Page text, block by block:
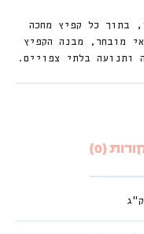
בתוך כל קפיץ מחכה
מובחר, מבנה הקפיץ
ותנועה בלתי צפויים.
(0)